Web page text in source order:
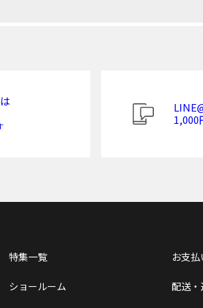
1,000
特集一覧
ショールーム
お支
配送・